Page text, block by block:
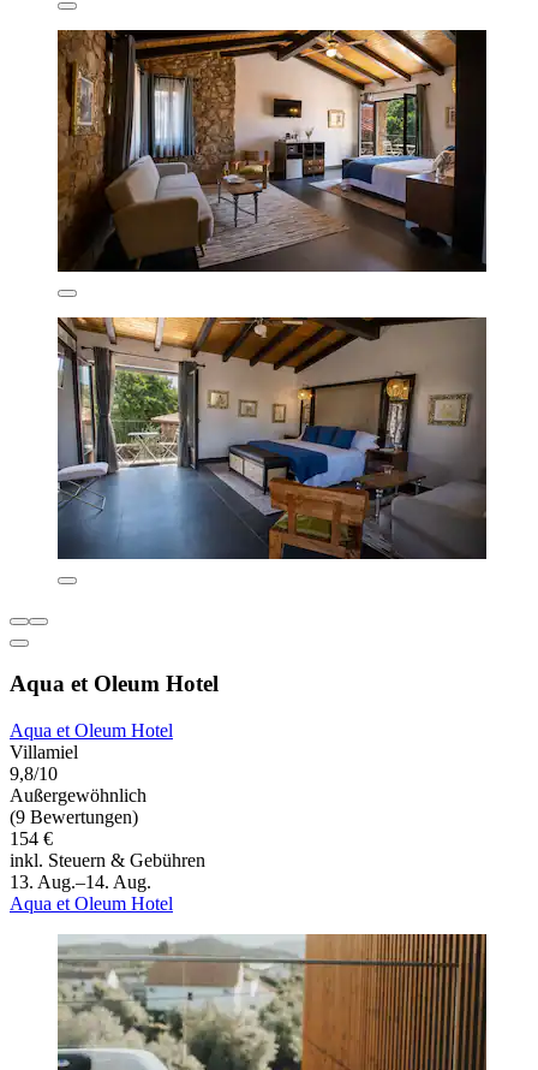
Aqua et Oleum Hotel
Aqua et Oleum Hotel
Villamiel
9,8/10
Außergewöhnlich
(9 Bewertungen)
154 €
inkl. Steuern & Gebühren
13. Aug.–14. Aug.
Aqua et Oleum Hotel